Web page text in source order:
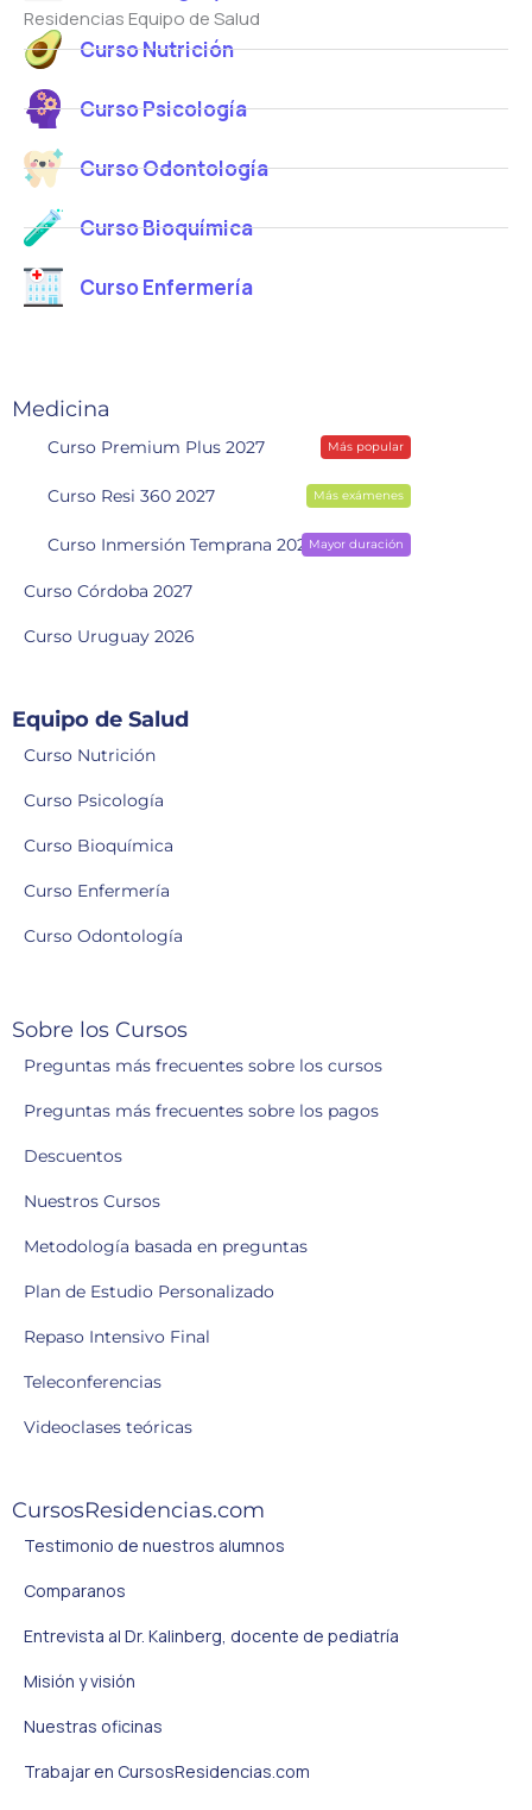
Residencias Equipo de Salud
Curso Nutrición
Curso Psicología
Curso Odontología
Curso Bioquímica
Curso Enfermería
Medicina
Curso Premium Plus 2027 Más popular
Curso Resi 360 2027 Más exámenes
Curso Inmersión Temprana 2028Mayor duración
Curso Córdoba 2027
Curso Uruguay 2026
Equipo de Salud
Curso Nutrición
Curso Psicología
Curso Bioquímica
Curso Enfermería
Curso Odontología
Sobre los Cursos
Preguntas más frecuentes sobre los cursos
Preguntas más frecuentes sobre los pagos
Descuentos
Nuestros Cursos
Metodología basada en preguntas
Plan de Estudio Personalizado
Repaso Intensivo Final
Teleconferencias
Videoclases teóricas
CursosResidencias.com
Testimonio de nuestros alumnos
Comparanos
Entrevista al Dr. Kalinberg, docente de pediatría
Misión y visión
Nuestras oficinas
Trabajar en CursosResidencias.com